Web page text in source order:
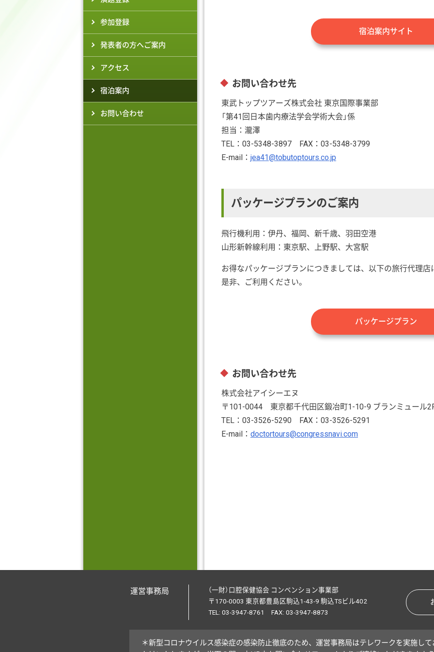
参加登録
発表者の方へご案内
アクセス
宿泊案内
お問い合わせ
宿泊案内サイト
お問い合わせ先
東武トップツアーズ株式会社 東京国際事業部
「第41回日本歯内療法学会学術大会」係
担当：瀧澤
TEL：03-5348-3897 FAX：03-5348-3799
E-mail： jea41@tobutoptours.co.jp
パッケージプランのご案内
飛行機利用：伊丹、福岡、新千歳、羽田空港
山形新幹線利用：東京駅、上野駅、大宮駅
お得なパッケージプランにつきましては、以下の旅行代理
是非、ご利用ください。
パッケージプラン
お問い合わせ先
株式会社アイシーエヌ
〒101-0044 東京都千代田区鍛冶町1-10-9 ブランミュール
TEL：03-3526-5290 FAX：03-3526-5291
E-mail： doctortours@congressnavi.com
運営事務局
（一財）口腔保健協会 コンベンション事業部
〒170-0003 東京都豊島区駒込1-43-9 駒込TSビル402
TEL: 03-3947-8761 FAX: 03-3947-8873
＊新型コロナウイルス感染症の感染防止徹底のため、運営事務局はテレワークを実施し